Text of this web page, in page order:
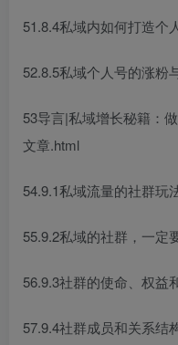
51.8.4私域内如何打造个
52.8.5私域个人号的涨粉
53导言|私域增长秘籍：
文章.html
54.9.1私域流量的社群玩
55.9.2私域的社群，一定
56.9.3社群的使命、权益
57.9.4社群成员和关系结